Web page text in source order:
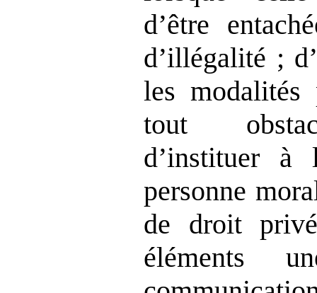
d’être
d’illégalité ;
les modalités
tout
d’instituer à
personne
de droit
éléments